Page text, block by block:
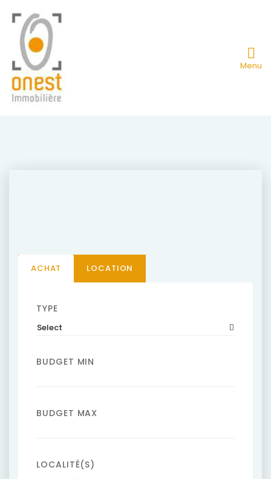
Menu
ACHAT LOCATION
TYPE
Select
BUDGET MIN
BUDGET MAX
LOCALITÉ(S)